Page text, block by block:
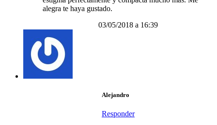
alegra te haya gustado.
03/05/2018 a 16:39
Alejandro
Responder